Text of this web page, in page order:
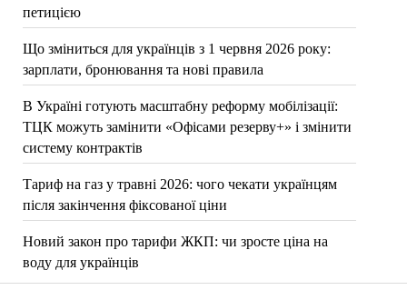
петицією
Що зміниться для українців з 1 червня 2026 року:
зарплати, бронювання та нові правила
В Україні готують масштабну реформу мобілізації:
ТЦК можуть замінити «Офісами резерву+» і змінити
систему контрактів
Тариф на газ у травні 2026: чого чекати українцям
після закінчення фіксованої ціни
Новий закон про тарифи ЖКП: чи зросте ціна на
воду для українців